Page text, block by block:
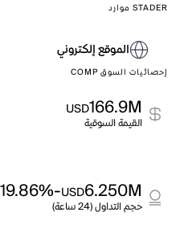
STADER موارد
الموقع إلكتروني
إحصائيات السوق COMP
166.9M
USD
القيمة السوقية
6.250M
USD
-19.86%
حجم التداول (24 ساعة)